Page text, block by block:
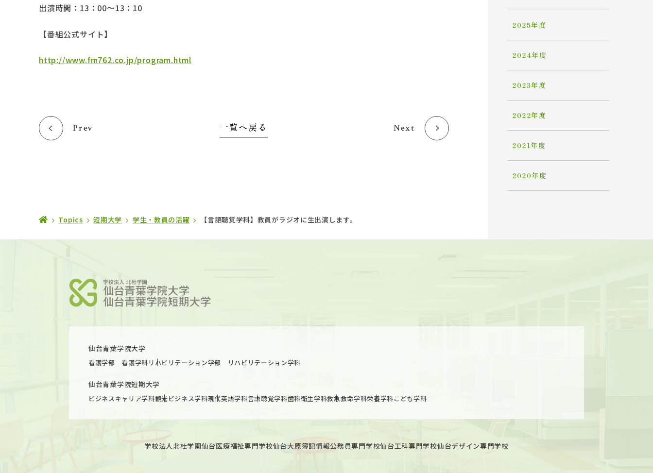
出演時間：13：00〜13：10
【番組公式サイト】
http://www.fm762.co.jp/program.html
Prev 一覧へ戻る Next
Topics 短期大学 学生・教員の活躍 【言語聴覚学科】教員がラジオに生出演します。
2025年度
2024年度
2023年度
2022年度
2021年度
2020年度
仙台青葉学院大学
看護学部 看護学科リハビリテーション学部 リハビリテーション学科
仙台青葉学院短期大学
ビジネスキャリア学科観光ビジネス学科現代英語学科言語聴覚学科歯科衛生学科救急救命学科栄養学科こども学科
学校法人北杜学園仙台医療福祉専門学校仙台大原簿記情報公務員専門学校仙台工科専門学校仙台デザイン専門学校